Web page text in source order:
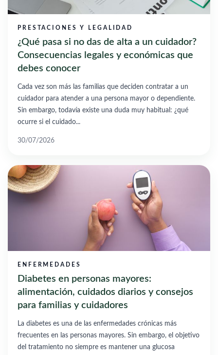
PRESTACIONES Y LEGALIDAD
¿Qué pasa si no das de alta a un cuidador?
Consecuencias legales y económicas que
debes conocer
Cada vez son más las familias que deciden contratar a un
cuidador para atender a una persona mayor o dependiente.
Sin embargo, todavía existe una duda muy habitual: ¿qué
ocurre si el cuidado...
30/07/2026
ENFERMEDADES
Diabetes en personas mayores:
alimentación, cuidados diarios y consejos
para familias y cuidadores
La diabetes es una de las enfermedades crónicas más
frecuentes en las personas mayores. Sin embargo, el objetivo
del tratamiento no siempre es mantener una glucosa